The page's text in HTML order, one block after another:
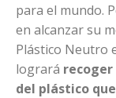
para el mundo.
en alcanzar su
Plástico Neutro
logrará
del plástico